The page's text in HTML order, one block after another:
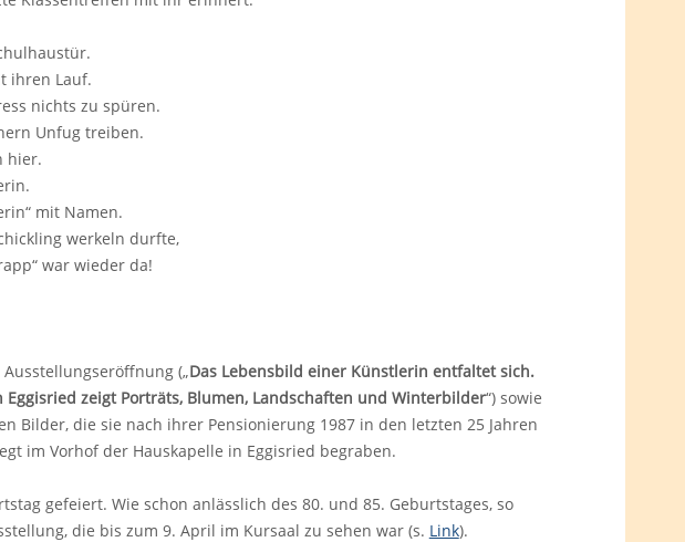
ihren Lauf.
nichts zu spüren.
Unfug treiben.
hier.
mit Namen.
werkeln durfte,
war wieder da!
(„Das Lebensbild einer Künstlerin entfaltet sich.
zeigt Porträts, Blumen, Landschaften und Winterbilder“) sowie
Bilder, die sie nach ihrer Pensionierung 1987 in den letzten 25 Jahren
im Vorhof der Hauskapelle in Eggisried begraben.
gefeiert. Wie schon anlässlich des 80. und 85. Geburtstages, so
die bis zum 9. April im Kursaal zu sehen war (s. Link).